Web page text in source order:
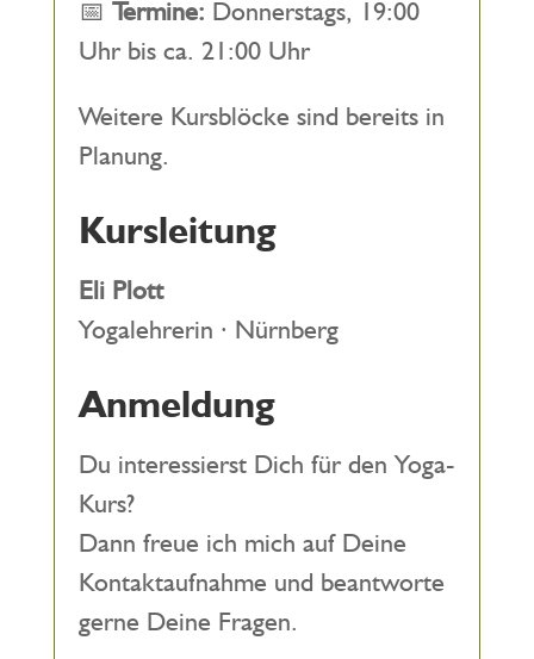
📅 Termine: Donnerstags, 19:00
Uhr bis ca. 21:00 Uhr
Weitere Kursblöcke sind bereits in
Planung.
Kursleitung
Eli Plott
Yogalehrerin · Nürnberg
Anmeldung
Du interessierst Dich für den Yoga-
Kurs?
Dann freue ich mich auf Deine
Kontaktaufnahme und beantworte
gerne Deine Fragen.